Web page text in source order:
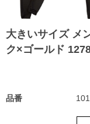
大きいサイズ メ
ク×ゴールド
品番